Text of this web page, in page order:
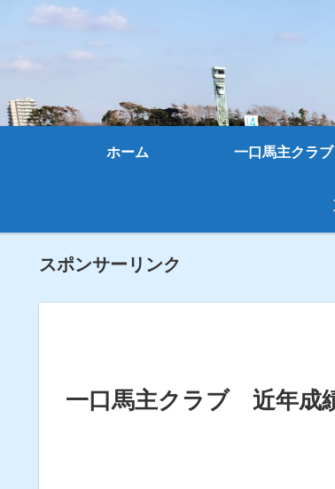
ホーム 一口馬主クラブ
スポンサーリンク
一口馬主クラブ 近年成